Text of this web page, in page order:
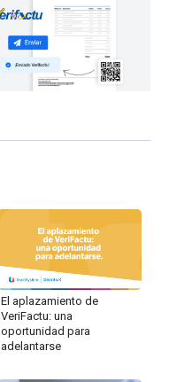
El aplazamiento de
VeriFactu: una
oportunidad para
adelantarse